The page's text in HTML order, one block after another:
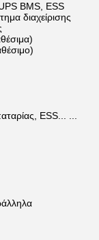
BMS, ESS
διαχείρισης
ESS... ...